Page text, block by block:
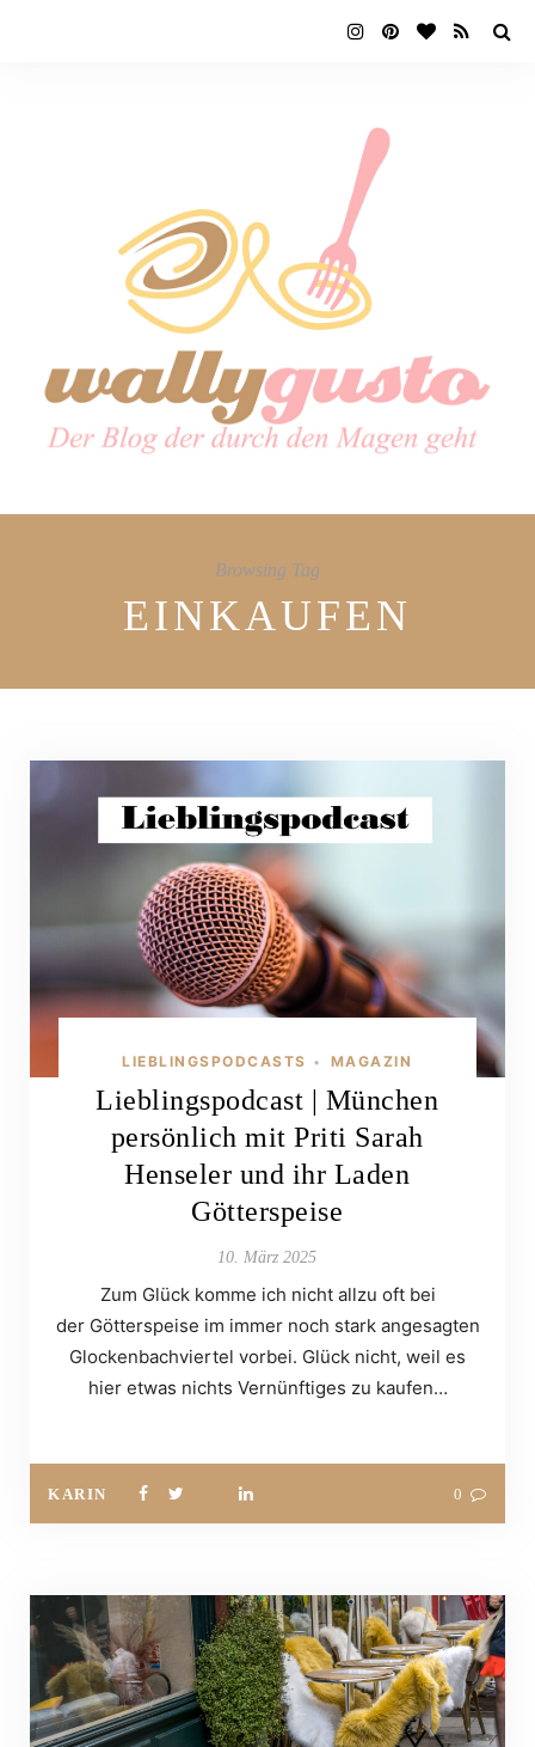
Browsing Tag
EINKAUFEN
LIEBLINGSPODCASTS • MAGAZIN
Lieblingspodcast | München
persönlich mit Priti Sarah
Henseler und ihr Laden
Götterspeise
10. März 2025
Zum Glück komme ich nicht allzu oft bei
der Götterspeise im immer noch stark angesagten
Glockenbachviertel vorbei. Glück nicht, weil es
hier etwas nichts Vernünftiges zu kaufen…
KARIN 0